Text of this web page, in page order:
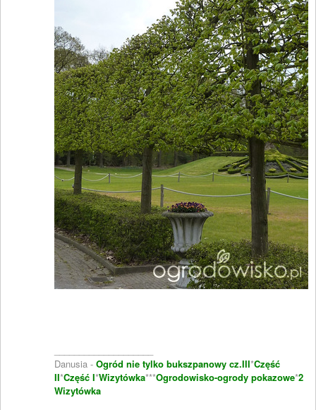
Danusia - Ogród nie tylko bukszpanowy cz.III*Część
II*Część I*Wizytówka***Ogrodowisko-ogrody pokazowe*2
Wizytówka